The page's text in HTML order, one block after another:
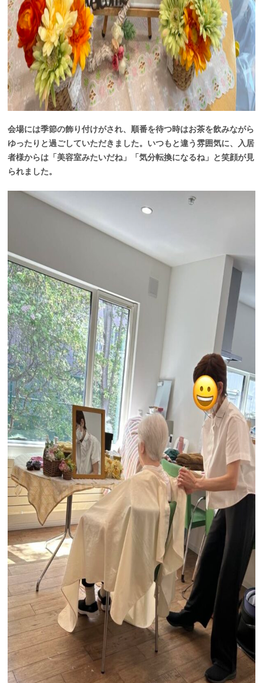
会場には季節の飾り付けがされ、順番を待つ時はお茶を飲みながら
ゆったりと過ごしていただきました。いつもと違う雰囲気に、入居
者様からは「美容室みたいだね」「気分転換になるね」と笑顔が見
られました。